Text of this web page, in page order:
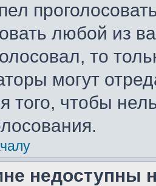
любой из
то
могут
того, чтобы
недоступны